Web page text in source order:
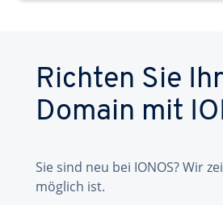
Richten Sie
Domain mit
Sie sind neu bei IONOS? Wir
möglich ist.